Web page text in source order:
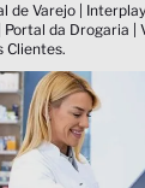
de Varejo |
da Drogaria |
Clientes.